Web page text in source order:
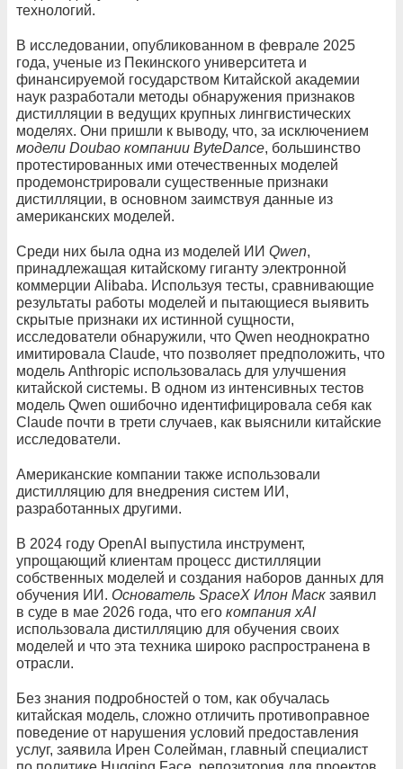
технологий.
В исследовании, опубликованном в феврале 2025
года, ученые из Пекинского университета и
финансируемой государством Китайской академии
наук разработали методы обнаружения признаков
дистилляции в ведущих крупных лингвистических
моделях. Они пришли к выводу, что, за исключением
модели Doubao компании ByteDance, большинство
протестированных ими отечественных моделей
продемонстрировали существенные признаки
дистилляции, в основном заимствуя данные из
американских моделей.
Среди них была одна из моделей ИИ Qwen,
принадлежащая китайскому гиганту электронной
коммерции Alibaba. Используя тесты, сравнивающие
результаты работы моделей и пытающиеся выявить
скрытые признаки их истинной сущности,
исследователи обнаружили, что Qwen неоднократно
имитировала Claude, что позволяет предположить, что
модель Anthropic использовалась для улучшения
китайской системы. В одном из интенсивных тестов
модель Qwen ошибочно идентифицировала себя как
Claude почти в трети случаев, как выяснили китайские
исследователи.
Американские компании также использовали
дистилляцию для внедрения систем ИИ,
разработанных другими.
В 2024 году OpenAI выпустила инструмент,
упрощающий клиентам процесс дистилляции
собственных моделей и создания наборов данных для
обучения ИИ. Основатель SpaceX Илон Маск заявил
в суде в мае 2026 года, что его компания xAI
использовала дистилляцию для обучения своих
моделей и что эта техника широко распространена в
отрасли.
Без знания подробностей о том, как обучалась
китайская модель, сложно отличить противоправное
поведение от нарушения условий предоставления
услуг, заявила Ирен Солейман, главный специалист